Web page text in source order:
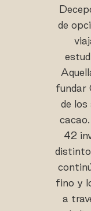
de
fundar
de
42
fino y
a